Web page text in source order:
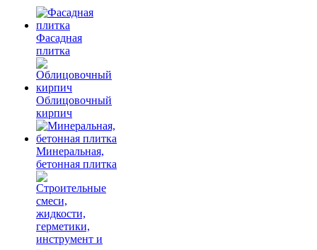
Фасадная
плитка
Облицовочный
кирпич
Минеральная,
бетонная плитка